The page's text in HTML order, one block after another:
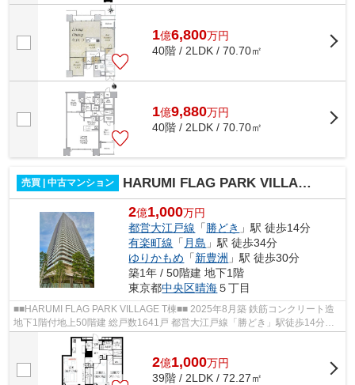
1億6,800万円
40階 / 2LDK / 70.70㎡
1億9,880万円
40階 / 2LDK / 70.70㎡
売買 | 中古マンション HARUMI FLAG PARK VILLAGE T棟
2億1,000万円
都営大江戸線 「 勝どき 」駅 徒歩14分
有楽町線 「 月島 」駅 徒歩34分
ゆりかもめ 「新豊洲 」駅 徒歩30分
築1年 / 50階建 地下1階
東京都中央区晴海５丁目
■■HARUMI FLAG PARK VILLAGE T棟■■ 2025年8月築 鉄筋コンクリート造
地下1階付地上50階建 総戸数1641戸 都営大江戸線「勝どき」駅徒歩14分
【共用施設】 ○ パーティールームガーデン...
2億1,000万円
39階 / 2LDK / 72.27㎡